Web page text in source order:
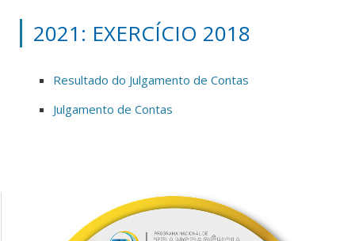
2021: EXERCÍCIO 2018
Resultado do Julgamento de Contas
Julgamento de Contas